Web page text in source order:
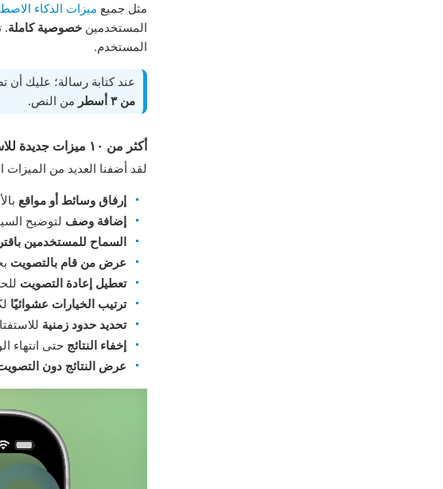
مثل جميع ميزات الذكاء
المستخدمين خصوصية كاملة.
المستخدم.
عند كتابة رسالة؛ عليك
من ٣ أسطر
من النص.
أكثر من ١٠ ميزات جديدة للاستطلاعات
لقد أضفنا العديد من الميزات
إرفاق وسائط أو مواقع
إضافة وصف لتوضيح
السماح للمستخدمين
عرض من قام بالتصويت
تعطيل إعادة التصويت
ترتيب الخيارات عشوائيًا
تحديد حدود زمنية
إخفاء النتائج حتى انتهاء
عرض النتائج دون